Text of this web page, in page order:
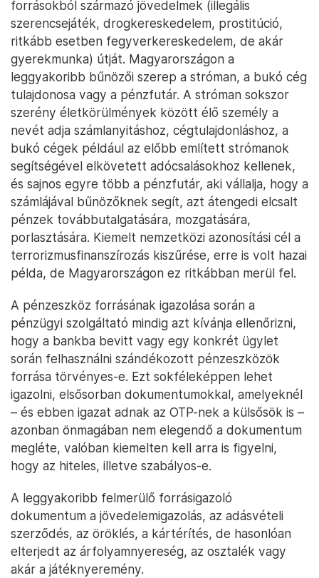
forrásokból származó jövedelmek (illegális
szerencsejáték, drogkereskedelem, prostitúció,
ritkább esetben fegyverkereskedelem, de akár
gyerekmunka) útját. Magyarországon a
leggyakoribb bűnözői szerep a stróman, a bukó cég
tulajdonosa vagy a pénzfutár. A stróman sokszor
szerény életkörülmények között élő személy a
nevét adja számlanyitáshoz, cégtulajdonláshoz, a
bukó cégek például az előbb említett strómanok
segítségével elkövetett adócsalásokhoz kellenek,
és sajnos egyre több a pénzfutár, aki vállalja, hogy a
számlájával bűnözőknek segít, azt átengedi elcsalt
pénzek továbbutalgatására, mozgatására,
porlasztására. Kiemelt nemzetközi azonosítási cél a
terrorizmusfinanszírozás kiszűrése, erre is volt hazai
példa, de Magyarországon ez ritkábban merül fel.
A pénzeszköz forrásának igazolása során a
pénzügyi szolgáltató mindig azt kívánja ellenőrizni,
hogy a bankba bevitt vagy egy konkrét ügylet
során felhasználni szándékozott pénzeszközök
forrása törvényes-e. Ezt sokféleképpen lehet
igazolni, elsősorban dokumentumokkal, amelyeknél
– és ebben igazat adnak az OTP-nek a külsősök is –
azonban önmagában nem elegendő a dokumentum
megléte, valóban kiemelten kell arra is figyelni,
hogy az hiteles, illetve szabályos-e.
A leggyakoribb felmerülő forrásigazoló
dokumentum a jövedelemigazolás, az adásvételi
szerződés, az öröklés, a kártérítés, de hasonlóan
elterjedt az árfolyamnyereség, az osztalék vagy
akár a játéknyeremény.